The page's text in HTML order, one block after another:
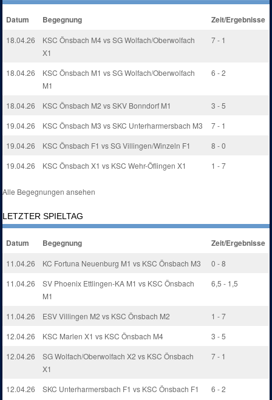
Datum Begegnung Zeit/Ergebnisse
18.04.26
KSC Önsbach M4 vs SG Wolfach/Oberwolfach
X1
7 - 1
18.04.26
KSC Önsbach M1 vs SG Wolfach/Oberwolfach
M1
6 - 2
18.04.26 KSC Önsbach M2 vs SKV Bonndorf M1
3 - 5
19.04.26
KSC Önsbach M3 vs SKC Unterharmersbach M3
7 - 1
19.04.26
KSC Önsbach F1 vs SG Villingen/Winzeln F1
8 - 0
19.04.26
KSC Önsbach X1 vs KSC Wehr-Öflingen X1 1 - 7
Alle Begegnungen ansehen
LETZTER SPIELTAG
Datum Begegnung Zeit/Ergebnisse
11.04.26 KC Fortuna Neuenburg M1 vs KSC Önsbach M3
0 - 8
11.04.26
SV Phoenix Ettlingen-KA M1 vs KSC Önsbach
M1
6,5 - 1,5
11.04.26 ESV Villingen M2 vs KSC Önsbach M2
1 - 7
12.04.26
KSC Marlen X1 vs KSC Önsbach M4
3 - 5
12.04.26
SG Wolfach/Oberwolfach X2 vs KSC Önsbach
X1
7 - 1
12.04.26 SKC Unterharmersbach F1 vs KSC Önsbach F1 6 - 2